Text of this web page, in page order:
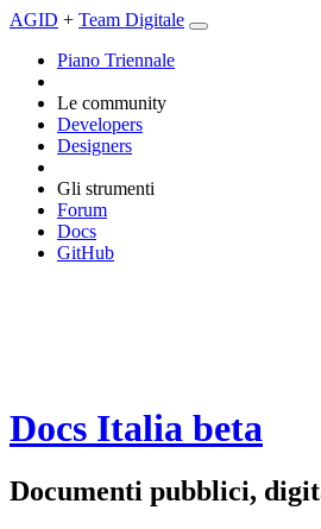
AGID + Team Digitale
Piano Triennale
Le community
Developers
Designers
Gli strumenti
Forum
Docs
GitHub
Docs Italia beta
Documenti pubblici,